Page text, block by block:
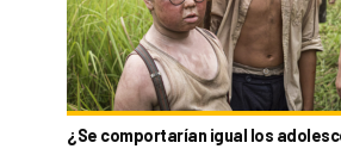
¿Se comportarían igual los